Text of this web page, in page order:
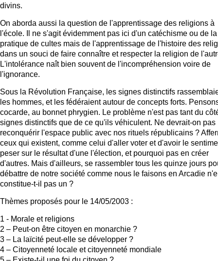
divins.
On aborda aussi la question de l'apprentissage des religions à
l'école. Il ne s'agit évidemment pas ici d'un catéchisme ou de la
pratique de cultes mais de l'apprentissage de l'histoire des
dans un souci de faire connaître et respecter la religion de
L'intolérance naît bien souvent de l'incompréhension voire de
l'ignorance.
Sous la Révolution Française, les signes distinctifs
les hommes, et les fédéraient autour de concepts forts.
cocarde, au bonnet phrygien. Le problème n'est pas tant du
signes distinctifs que de ce qu'ils véhiculent. Ne devrait-on pas
reconquérir l'espace public avec nos rituels républicains ?
ceux qui existent, comme celui d'aller voter et d'avoir le
peser sur le résultat d'une l'élection, et pourquoi pas en créer
d'autres. Mais d'ailleurs, se rassembler tous les quinze jours
débattre de notre société comme nous le faisons en Arcadie
constitue-t-il pas un ?
Thèmes proposés pour le 14/05/2003 :
1 - Morale et religions
2 – Peut-on être citoyen en monarchie ?
3 – La laïcité peut-elle se développer ?
4 – Citoyenneté locale et citoyenneté mondiale